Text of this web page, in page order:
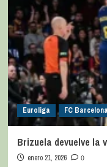
Euroliga FC Barcelona
Brizuela devuelve la
enero 21, 2026
0